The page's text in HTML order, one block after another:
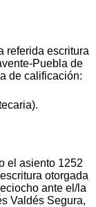
referida escritura
Puebla de
de calificación:
el asiento 1252
otorgada
ante el/la
Valdés Segura,